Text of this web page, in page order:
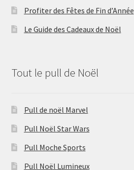
Profiter des Fêtes de Fin d’Année
Le Guide des Cadeaux de Noël
Tout le pull de Noël
Pull de noël Marvel
Pull Noël Star Wars
Pull Moche Sports
Pull Noël Lumineux